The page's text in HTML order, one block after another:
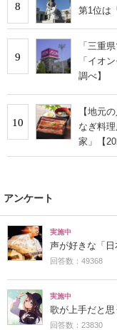
8
第1位は
9
「三重
「イオ
調べ】
10
【地元
なぎ料
家」【
アンケート
実施中
声が好きな「日
回答数：49368
実施中
歌が上手だと思
回答数：23830